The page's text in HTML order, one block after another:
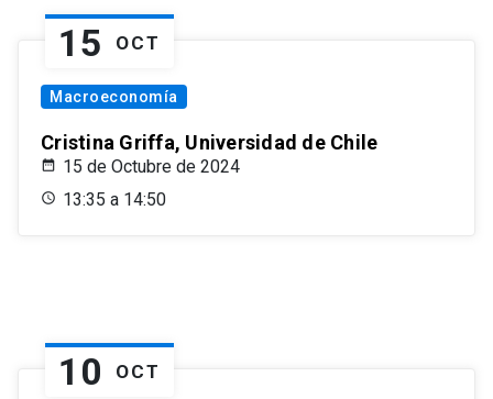
15 OCT
Macroeconomía
Cristina Griffa, Universidad de Chile
15 de Octubre de 2024
13:35 a 14:50
10 OCT